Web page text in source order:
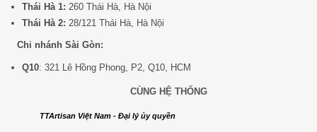
Thái Hà 1: 260 Thái Hà, Hà Nội
Thái Hà 2: 28/121 Thái Hà, Hà Nội
Chi nhánh Sài Gòn:
Q10: 321 Lê Hồng Phong, P2, Q10, HCM
CÙNG HỆ THỐNG
TTArtisan Việt Nam - Đại lý ủy quyền